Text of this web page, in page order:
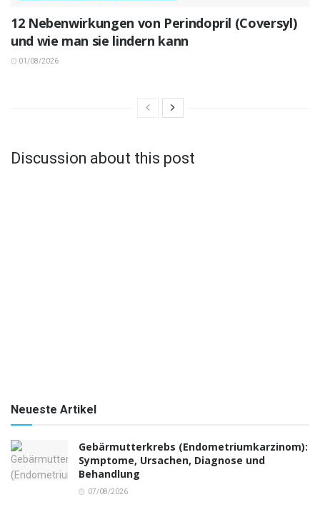
12 Nebenwirkungen von Perindopril (Coversyl)
und wie man sie lindern kann
01/08/2026
Discussion about this post
Neueste Artikel
Gebärmutterkrebs (Endometriumkarzinom):
Symptome, Ursachen, Diagnose und
Behandlung
07/08/2026